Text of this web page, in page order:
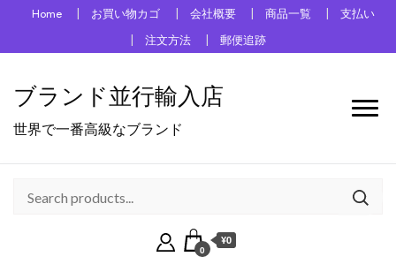
Home お買い物カゴ 会社概要 商品一覧
支払い
注文方法
郵便追跡
ブランド並行輸入店
世界で一番高級なブランド
0
¥0